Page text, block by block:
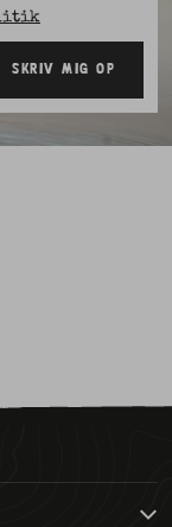
SKRIV MIG OP